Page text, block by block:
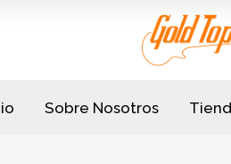
Sobre Nosotros